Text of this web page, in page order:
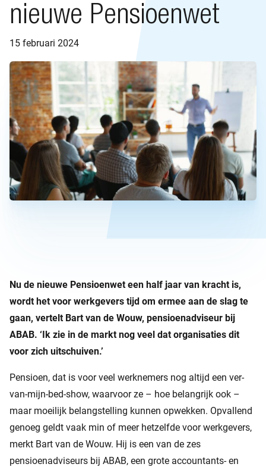
nieuwe Pensioenwet
15 februari 2024
Nu de nieuwe Pensioenwet een half jaar van kracht is,
wordt het voor werkgevers tijd om ermee aan de slag te
gaan, vertelt Bart van de Wouw, pensioenadviseur bij
ABAB. ‘Ik zie in de markt nog veel dat organisaties dit
voor zich uitschuiven.’
Pensioen, dat is voor veel werknemers nog altijd een ver-
van-mijn-bed-show, waarvoor ze – hoe belangrijk ook –
maar moeilijk belangstelling kunnen opwekken. Opvallend
genoeg geldt vaak min of meer hetzelfde voor werkgevers,
merkt Bart van de Wouw. Hij is een van de zes
pensioenadviseurs bij ABAB, een grote accountants- en